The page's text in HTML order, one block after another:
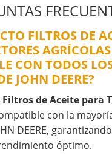
FILTROS DE
AGRÍCOLAS
CON TODOS
JOHN DEERE?
Filtros de Aceite para
con la
DEERE,
óptimo.